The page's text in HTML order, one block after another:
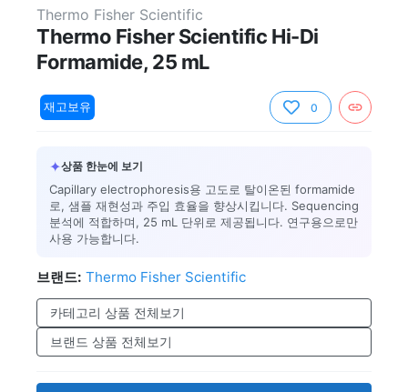
Thermo Fisher Scientific
Thermo Fisher Scientific Hi-Di
Formamide, 25 mL
재고보유 0
✦상품 한눈에 보기
Capillary electrophoresis용 고도로 탈이온된 formamide
로, 샘플 재현성과 주입 효율을 향상시킵니다. Sequencing
분석에 적합하며, 25 mL 단위로 제공됩니다. 연구용으로만
사용 가능합니다.
브랜드: Thermo Fisher Scientific
카테고리 상품 전체보기
브랜드 상품 전체보기